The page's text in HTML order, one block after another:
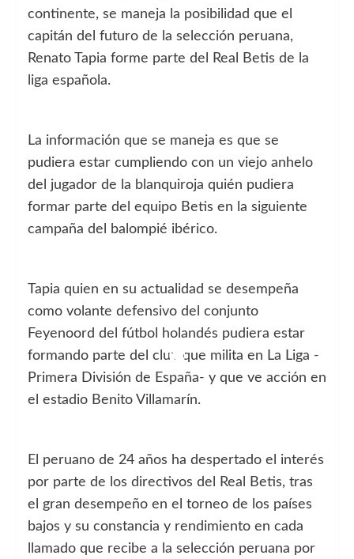
continente, se maneja la posibilidad que el
capitán del futuro de la selección peruana,
Renato Tapia forme parte del Real Betis de la
liga española.
La información que se maneja es que se
pudiera estar cumpliendo con un viejo anhelo
del jugador de la blanquiroja quién pudiera
formar parte del equipo Betis en la siguiente
campaña del balompié ibérico.
Tapia quien en su actualidad se desempeña
como volante defensivo del conjunto
Feyenoord del fútbol holandés pudiera estar
formando parte del club que milita en La Liga -
Primera División de España- y que ve acción en
el estadio Benito Villamarín.
El peruano de 24 años ha despertado el interés
por parte de los directivos del Real Betis, tras
el gran desempeño en el torneo de los países
bajos y su constancia y rendimiento en cada
llamado que recibe a la selección peruana por